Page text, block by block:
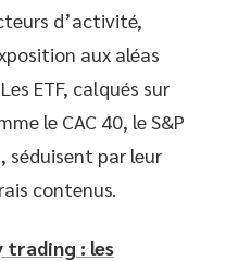
d’activité,
aux aléas
ETF, calqués sur
le CAC 40, le S&P
séduisent par leur
contenus.
trading : les